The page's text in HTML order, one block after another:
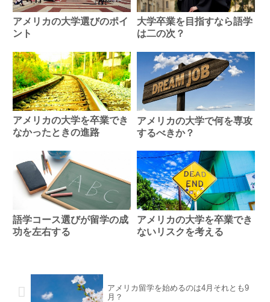
アメリカの大学選びのポイ
ント
大学卒業を目指すなら語学
は二の次？
アメリカの大学を卒業でき
なかったときの進路
アメリカの大学で何を専攻
するべきか？
語学コース選びが留学の成
功を左右する
アメリカの大学を卒業でき
ないリスクを考える
アメリカ留学を始めるのは4月それとも9
月？